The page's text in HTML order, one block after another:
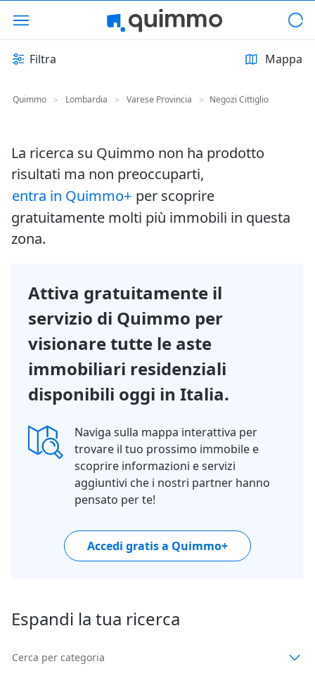
Filtra Mappa
Quimmo > Lombardia > Varese Provincia > Negozi Cittiglio
La ricerca su Quimmo non ha prodotto
risultati ma non preoccuparti,
entra in Quimmo+ per scoprire
gratuitamente molti più immobili in questa
zona.
Attiva gratuitamente il
servizio di Quimmo per
visionare tutte le aste
immobiliari residenziali
disponibili oggi in Italia.
Naviga sulla mappa interattiva per
trovare il tuo prossimo immobile e
scoprire informazioni e servizi
aggiuntivi che i nostri partner hanno
pensato per te!
Accedi gratis a Quimmo+
Espandi la tua ricerca
Cerca per categoria